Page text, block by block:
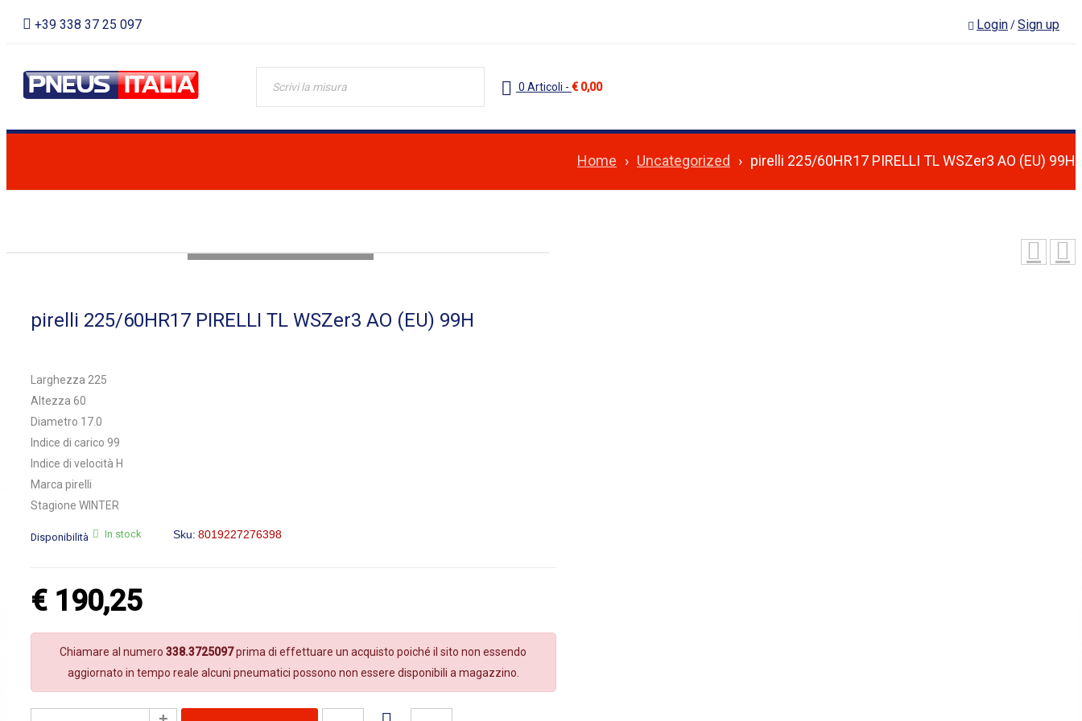
+39 338 37 25 097 Login/Sign up
0 Articoli - € 0,00
Home › Uncategorized › pirelli 225/60HR17 PIRELLI TL WSZer3 AO (EU) 99H
pirelli 225/60HR17 PIRELLI TL WSZer3 AO (EU) 99H
Larghezza 225
Altezza 60
Diametro 17.0
Indice di carico 99
Indice di velocità H
Marca pirelli
Stagione WINTER
Disponibilità In stock Sku: 8019227276398
€ 190,25
Chiamare al numero338.3725097prima di effettuare un acquisto poiché il sito non essendo
aggiornato in tempo reale alcuni pneumatici possono non essere disponibili a magazzino.